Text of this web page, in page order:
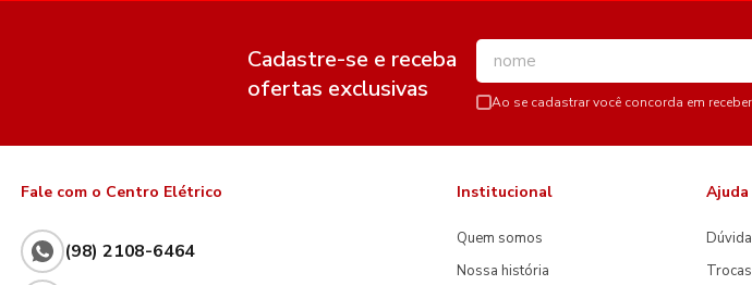
Cadastre-se e receba
ofertas exclusivas
Ao se cadastrar você concorda em
Fale com o Centro Elétrico
(98) 2108-6464
Institucional
Quem somos
Nossa história